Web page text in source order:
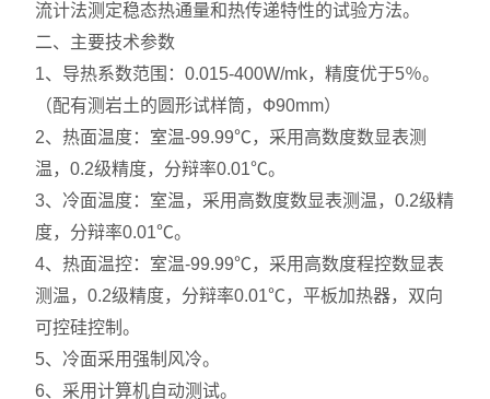
流计法测定稳态热通量和热传递特性的试验方法。
二、主要技术参数
1、导热系数范围：0.015-400W/mk，精度优于5％。
（配有测岩土的圆形试样筒，Ф90mm）
2、热面温度：室温-99.99℃，采用高数度数显表测
温，0.2级精度，分辩率0.01℃。
3、冷面温度：室温，采用高数度数显表测温，0.2级精
度，分辩率0.01℃。
4、热面温控：室温-99.99℃，采用高数度程控数显表
测温，0.2级精度，分辩率0.01℃，平板加热器，双向
可控硅控制。
5、冷面采用强制风冷。
6、采用计算机自动测试。